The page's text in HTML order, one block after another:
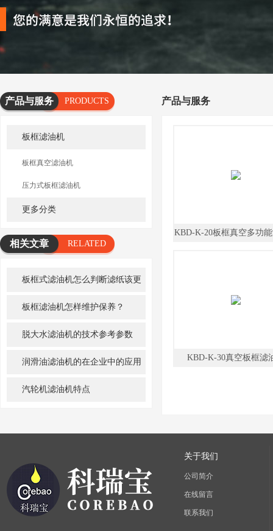
产品与服务
PRODUCTS
板框滤油机
板框真空滤油机
压力式板框滤油机
更多分类
相关文章
RELATED
板框式滤油机怎么判断滤纸该更
换了？怎样更换？
板框滤油机怎样维护保养？
脱大水滤油机的技术参考参数
润滑油滤油机的在企业中的应用
以及面临的挑战
汽轮机滤油机特点
产品与服务
KBD-K-20板框真空多功
KBD-K-30真空板框滤
关于我们
公司简介
在线留言
联系我们